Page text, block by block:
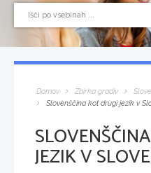
Domov Zbirka gradiv
Slovenščina kot drugi jezik v
JEZIK V